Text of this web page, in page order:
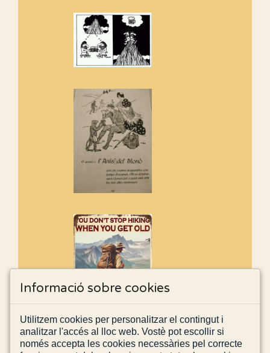
Informació sobre cookies
Utilitzem cookies per personalitzar el contingut i
analitzar l'accés al lloc web. Vostè pot escollir si
només accepta les cookies necessàries pel correcte